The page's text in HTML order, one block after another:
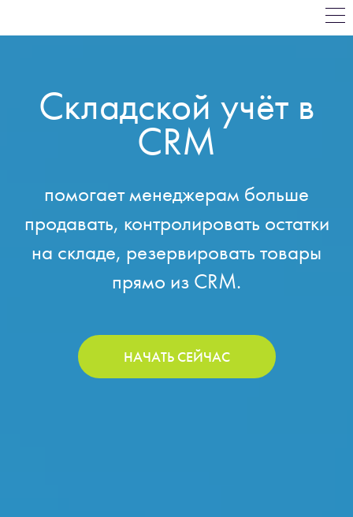
Складской учёт в
CRM
помогает менеджерам больше
продавать, контролировать остатки
на складе, резервировать товары
прямо из CRM.
НАЧАТЬ СЕЙЧАС